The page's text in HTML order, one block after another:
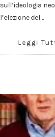
sull’ideologia
l’elezione del…
Leggi